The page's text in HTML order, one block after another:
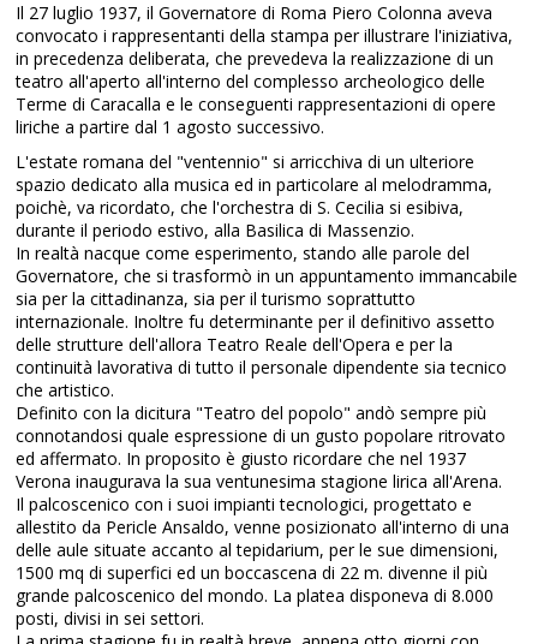
Il 27 luglio 1937, il Governatore di Roma Piero Colonna aveva
convocato i rappresentanti della stampa per illustrare l'iniziativa,
in precedenza deliberata, che prevedeva la realizzazione di un
teatro all'aperto all'interno del complesso archeologico delle
Terme di Caracalla e le conseguenti rappresentazioni di opere
liriche a partire dal 1 agosto successivo.
L'estate romana del "ventennio" si arricchiva di un ulteriore
spazio dedicato alla musica ed in particolare al melodramma,
poichè, va ricordato, che l'orchestra di S. Cecilia si esibiva,
durante il periodo estivo, alla Basilica di Massenzio.
In realtà nacque come esperimento, stando alle parole del
Governatore, che si trasformò in un appuntamento immancabile
sia per la cittadinanza, sia per il turismo soprattutto
internazionale. Inoltre fu determinante per il definitivo assetto
delle strutture dell'allora Teatro Reale dell'Opera e per la
continuità lavorativa di tutto il personale dipendente sia tecnico
che artistico.
Definito con la dicitura "Teatro del popolo" andò sempre più
connotandosi quale espressione di un gusto popolare ritrovato
ed affermato. In proposito è giusto ricordare che nel 1937
Verona inaugurava la sua ventunesima stagione lirica all'Arena.
Il palcoscenico con i suoi impianti tecnologici, progettato e
allestito da Pericle Ansaldo, venne posizionato all'interno di una
delle aule situate accanto al tepidarium, per le sue dimensioni,
1500 mq di superfici ed un boccascena di 22 m. divenne il più
grande palcoscenico del mondo. La platea disponeva di 8.000
posti, divisi in sei settori.